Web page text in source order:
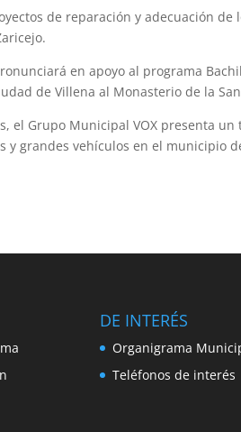
de reparación y adecuación
en apoyo al programa
de Villena al Monasterio de la
el Grupo Municipal VOX presenta
y grandes vehículos en el municipio
DE INTERÉS
Organigrama
Teléfonos de interés